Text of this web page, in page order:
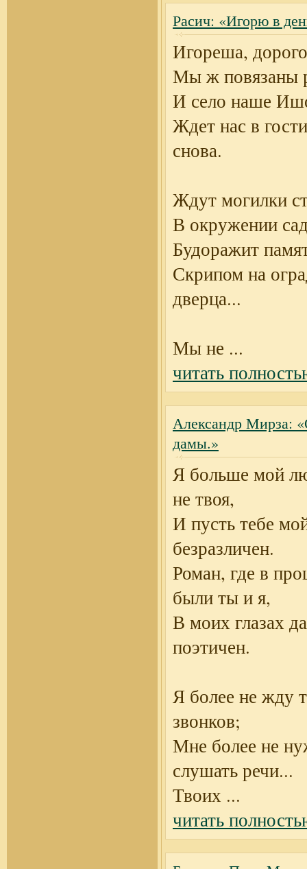
Расич: «Игорю в
Игореша,
Мы ж повязаны
И село наше
Ждет нас в
снова.
Ждут могилки
В окружении
Будоражит
Скрипом на
дверца...
Мы не ...
читать
Александр Мирза:
дамы.»
Я больше мой
не твоя,
И пусть тебе
безразличен.
Роман, где в
были ты и я,
В моих глазах
поэтичен.
Я более не жду
звонков;
Мне более не
слушать речи...
Твоих ...
читать